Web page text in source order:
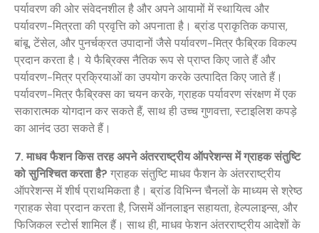
पर्यावरण की ओर संवेदनशील है और अपने आयामों में स्थायित्व और
पर्यावरण-मित्रता की प्रवृत्ति को अपनाता है। ब्रांड प्राकृतिक कपास,
बांबू, टेंसेल, और पुनर्चक्रत उपादानों जैसे पर्यावरण-मित्र फैब्रिक विकल्प
प्रदान करता है। ये फैब्रिक्स नैतिक रूप से प्राप्त किए जाते हैं और
पर्यावरण-मित्र प्रक्रियाओं का उपयोग करके उत्पादित किए जाते हैं।
पर्यावरण-मित्र फैब्रिक्स का चयन करके, ग्राहक पर्यावरण संरक्षण में एक
सकारात्मक योगदान कर सकते हैं, साथ ही उच्च गुणवत्ता, स्टाइलिश कपड़े
का आनंद उठा सकते हैं।
7. माधव फैशन किस तरह अपने अंतरराष्ट्रीय ऑपरेशन्स में ग्राहक संतुष्टि
को सुनिश्चित करता है? ग्राहक संतुष्टि माधव फैशन के अंतरराष्ट्रीय
ऑपरेशन्स में शीर्ष प्राथमिकता है। ब्रांड विभिन्न चैनलों के माध्यम से श्रेष्ठ
ग्राहक सेवा प्रदान करता है, जिसमें ऑनलाइन सहायता, हेल्पलाइन्स, और
फिजिकल स्टोर्स शामिल हैं। साथ ही, माधव फेशन अंतरराष्ट्रीय आदेशों के